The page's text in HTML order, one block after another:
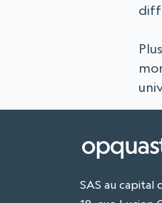
SAS au capital